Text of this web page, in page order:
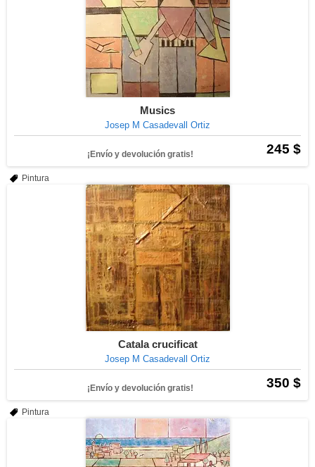
Musics
Josep M Casadevall Ortiz
245 $
¡Envío y devolución gratis!
Pintura
Catala crucificat
Josep M Casadevall Ortiz
350 $
¡Envío y devolución gratis!
Pintura